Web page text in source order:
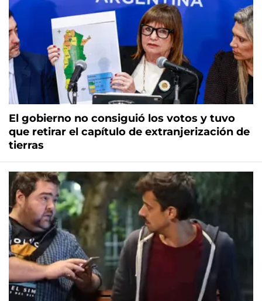
El gobierno no consiguió los votos y tuvo
que retirar el capítulo de extranjerización de
tierras